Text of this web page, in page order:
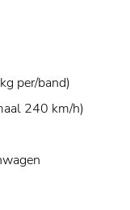
per/band)
240 km/h)